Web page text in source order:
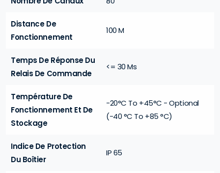
Distance De
Fonctionnement
100 M
Temps De Réponse Du
Relais De Commande
<= 30 Ms
Température De
Fonctionnement Et De
Stockage
-20°C To +45°C - Optional
(-40 °C To +85 °C)
Indice De Protection
Du Boîtier
IP 65